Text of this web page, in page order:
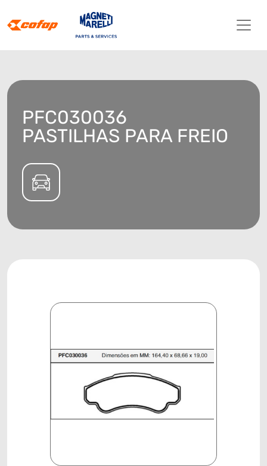
PFC030036
PASTILHAS PARA FREIO